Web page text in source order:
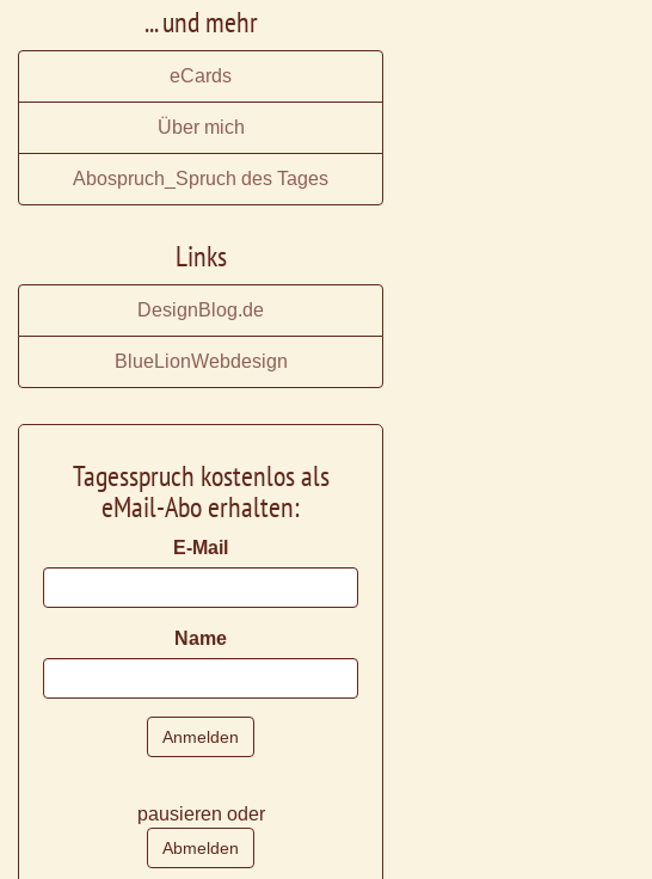
... und mehr
eCards
Über mich
Abospruch_Spruch des Tages
Links
DesignBlog.de
BlueLionWebdesign
Tagesspruch kostenlos als
eMail-Abo erhalten:
E-Mail
Name
pausieren oder